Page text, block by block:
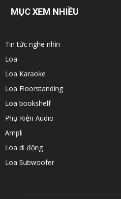
MỤC XEM NHIỀU
Tin tức nghe nhìn
Loa
Loa Karaoke
Loa Floorstanding
Loa bookshelf
Phụ Kiện Audio
Ampli
Loa di động
Loa Subwoofer